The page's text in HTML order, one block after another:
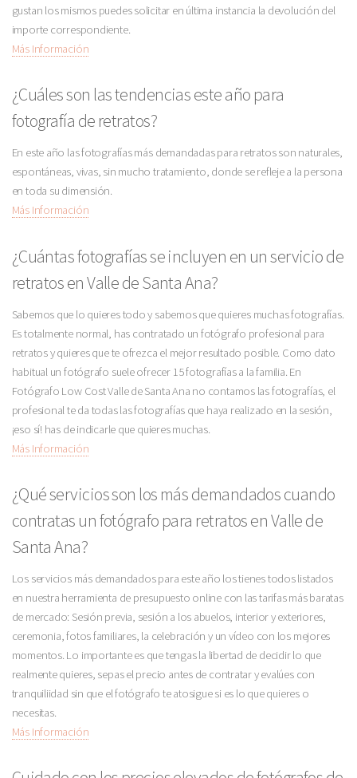
gustan los mismos puedes solicitar en última instancia la devolución del
importe correspondiente.
Más Información
¿Cuáles son las tendencias este año para
fotografía de retratos?
En este año las fotografías más demandadas para retratos son naturales,
espontáneas, vivas, sin mucho tratamiento, donde se refleje a la persona
en toda su dimensión.
Más Información
¿Cuántas fotografías se incluyen en un servicio de
retratos en Valle de Santa Ana?
Sabemos que lo quieres todo y sabemos que quieres muchas fotografías.
Es totalmente normal, has contratado un fotógrafo profesional para
retratos y quieres que te ofrezca el mejor resultado posible. Como dato
habitual un fotógrafo suele ofrecer 15 fotografías a la familia. En
Fotógrafo Low Cost Valle de Santa Ana no contamos las fotografías, el
profesional te da todas las fotografías que haya realizado en la sesión,
¡eso sí! has de indicarle que quieres muchas.
Más Información
¿Qué servicios son los más demandados cuando
contratas un fotógrafo para retratos en Valle de
Santa Ana?
Los servicios más demandados para este año los tienes todos listados
en nuestra herramienta de presupuesto online con las tarifas más baratas
de mercado: Sesión previa, sesión a los abuelos, interior y exteriores,
ceremonia, fotos familiares, la celebración y un vídeo con los mejores
momentos. Lo importante es que tengas la libertad de decidir lo que
realmente quieres, sepas el precio antes de contratar y evalúes con
tranquiliidad sin que el fotógrafo te atosigue si es lo que quieres o
necesitas.
Más Información